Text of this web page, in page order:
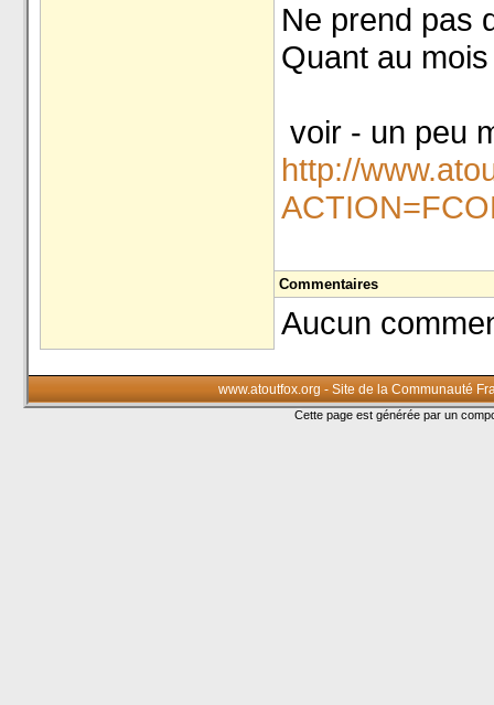
Ne prend pas
Quant au
voir - un peu
http://
Commentaires
Aucun
www.atoutfox.org - Site de la Communauté
Cette page est générée par un